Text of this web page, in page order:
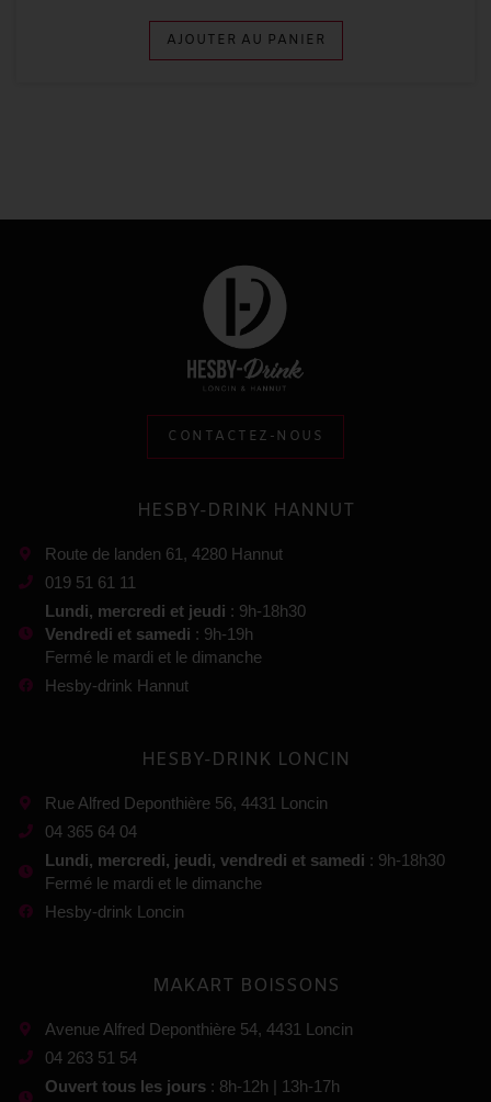
AJOUTER AU PANIER
CONTACTEZ-NOUS
HESBY-DRINK HANNUT
Route de landen 61, 4280 Hannut
019 51 61 11
Lundi, mercredi et jeudi : 9h-18h30
Vendredi et samedi : 9h-19h
Fermé le mardi et le dimanche
Hesby-drink Hannut
HESBY-DRINK LONCIN
Rue Alfred Deponthière 56, 4431 Loncin
04 365 64 04
Lundi, mercredi, jeudi, vendredi et samedi : 9h-18h30
Fermé le mardi et le dimanche
Hesby-drink Loncin
MAKART BOISSONS
Avenue Alfred Deponthière 54, 4431 Loncin
04 263 51 54
Ouvert tous les jours : 8h-12h | 13h-17h